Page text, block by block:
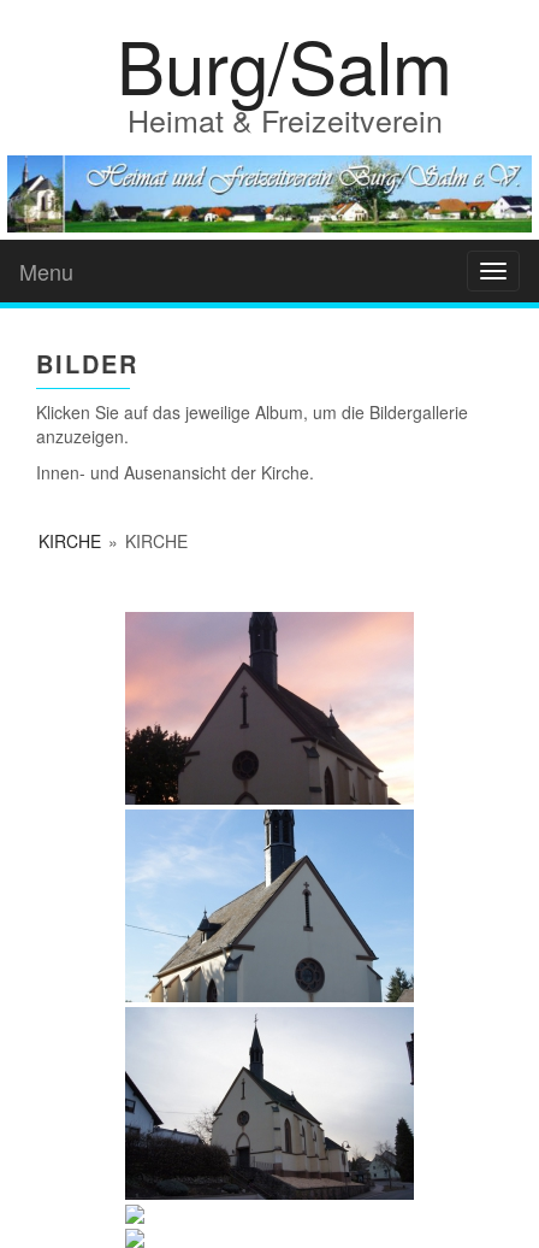
Burg/Salm
Heimat & Freizeitverein
Menu
BILDER
Klicken Sie auf das jeweilige Album, um die Bildergallerie
anzuzeigen.
Innen- und Ausenansicht der Kirche.
KIRCHE » KIRCHE